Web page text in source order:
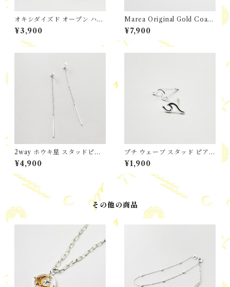
オキシダイズド オープン ハー
ト フックピアス
¥3,900
Marea Original Gold Coati
ng エナメル / Gold スクエア
プレート シェル トップ
¥7,900
2way ホウキ星 スタッドピア
ス
¥4,900
プチ ウェーブ スタッド ピア
ス
¥1,900
その他の商品